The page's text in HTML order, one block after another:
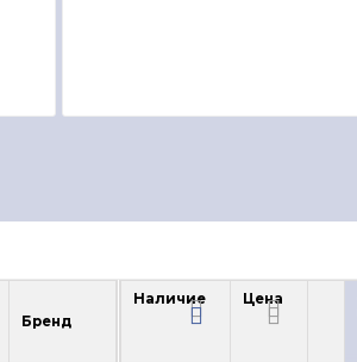
Наличие Цена
Бренд Наличие